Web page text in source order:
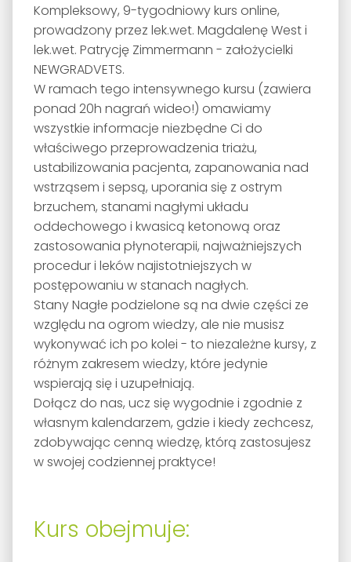
Kompleksowy, 9-tygodniowy kurs online,
prowadzony przez lek.wet. Magdalenę West i
lek.wet. Patrycję Zimmermann - założycielki
NEWGRADVETS.
W ramach tego intensywnego kursu (zawiera
ponad 20h nagrań wideo!) omawiamy
wszystkie informacje niezbędne Ci do
właściwego przeprowadzenia triażu,
ustabilizowania pacjenta, zapanowania nad
wstrząsem i sepsą, uporania się z ostrym
brzuchem, stanami nagłymi układu
oddechowego i kwasicą ketonową oraz
zastosowania płynoterapii, najważniejszych
procedur i leków najistotniejszych w
postępowaniu w stanach nagłych.
Stany Nagłe podzielone są na dwie części ze
względu na ogrom wiedzy, ale nie musisz
wykonywać ich po kolei - to niezależne kursy, z
różnym zakresem wiedzy, które jedynie
wspierają się i uzupełniają.
Dołącz do nas, ucz się wygodnie i zgodnie z
własnym kalendarzem, gdzie i kiedy zechcesz,
zdobywając cenną wiedzę, którą zastosujesz
w swojej codziennej praktyce!
Kurs obejmuje: